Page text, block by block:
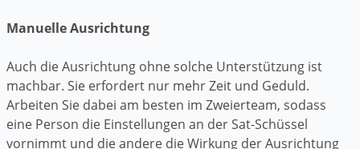
Manuelle Ausrichtung
Auch die Ausrichtung ohne solche Unterstützung ist
machbar. Sie erfordert nur mehr Zeit und Geduld.
Arbeiten Sie dabei am besten im Zweierteam, sodass
eine Person die Einstellungen an der Sat-Schüssel
vornimmt und die andere die Wirkung der Ausrichtung